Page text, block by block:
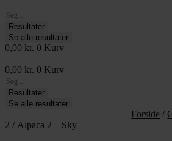
Search
...Resultater
Se alle resultater
0,00 kr. 0 Kurv
0,00 kr. 0 Kurv
Search
...Resultater
Se alle resultater
Forside /
2 / Alpaca 2 – Sky